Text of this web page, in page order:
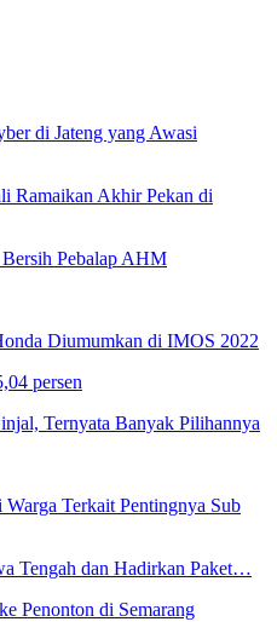
di Jateng yang Awasi
Ramaikan Akhir Pekan di
Pebalap AHM
Diumumkan di IMOS 2022
persen
Ternyata Banyak Pilihannya
Terkait Pentingnya Sub
Tengah dan Hadirkan Paket…
Penonton di Semarang